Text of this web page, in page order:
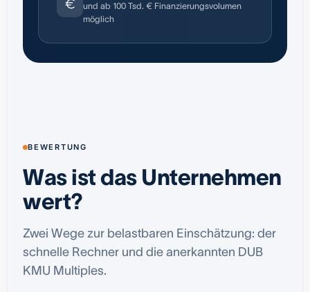
und ab 100 Tsd. € Finanzierungsvolumen
möglich
BEWERTUNG
Was ist das Unternehmen
wert?
Zwei Wege zur belastbaren Einschätzung: der
schnelle Rechner und die anerkannten DUB
KMU Multiples.